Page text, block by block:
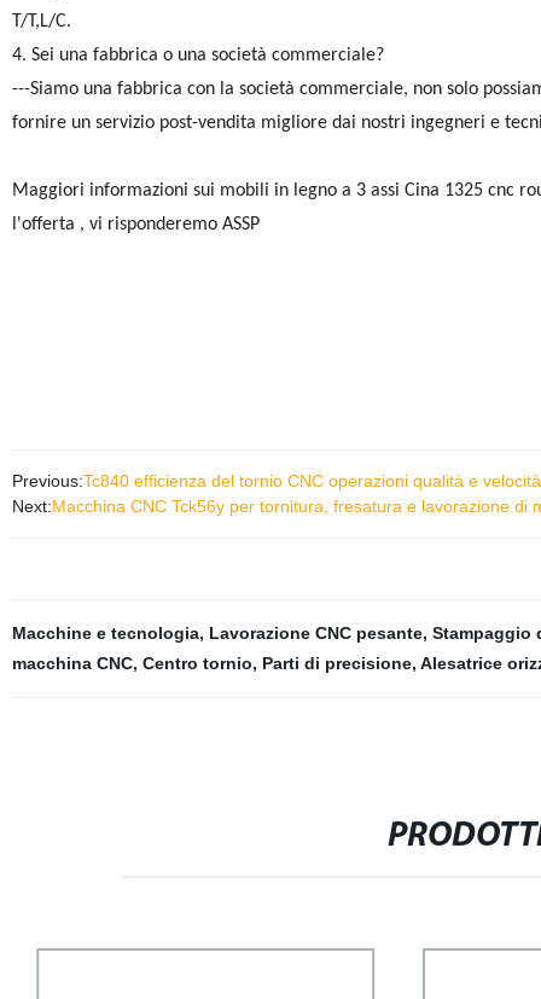
T/T,L/C.
4. Sei una fabbrica o una società commerciale?
---Siamo una fabbrica con la società commerciale, non solo
fornire un servizio post-vendita migliore dai nostri ingegneri e
Maggiori informazioni sui mobili in legno a 3 assi Cina 1325 cnc
l'offerta , vi risponderemo ASSP
Previous:Tc840 efficienza del tornio CNC operazioni qualità e
Next:Macchina CNC Tck56y per tornitura, fresatura e lavorazione di
Macchine e tecnologia, Lavorazione CNC pesante, Stampaggio
macchina CNC, Centro tornio, Parti di precisione, Alesatrice